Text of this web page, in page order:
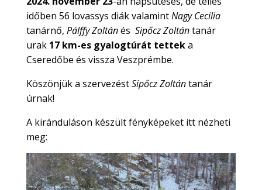
időben 56 lovassys diák valamintNagy Cecilia
tanárnő, Pálffy Zoltánés Sipőcz Zoltántanár
urak 17 km-es gyalogtúrát tetteka
Cseredőbe és vissza Veszprémbe.
Köszönjük a szervezéstSipőcz Zoltántanár
úrnak!
A kiránduláson készült fényképeket itt nézheti
meg: